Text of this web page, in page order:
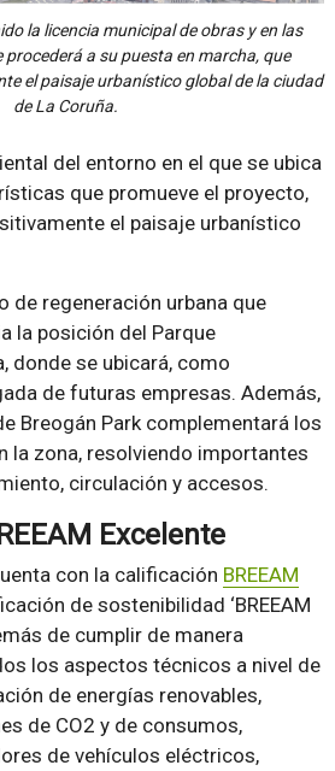
la licencia municipal de obras y en las
a su puesta en marcha, que
el paisaje urbanístico global de la ciudad
de La Coruña.
del entorno en el que se ubica
que promueve el proyecto,
el paisaje urbanístico
de regeneración urbana que
la posición del Parque
donde se ubicará, como
de futuras empresas. Además,
Breogán Park complementará los
la zona, resolviendo importantes
circulación y accesos.
Excelente
con la calificación BREEAM
de sostenibilidad ‘BREEAM
de cumplir de manera
los aspectos técnicos a nivel de
de energías renovables,
de CO2 y de consumos,
de vehículos eléctricos,